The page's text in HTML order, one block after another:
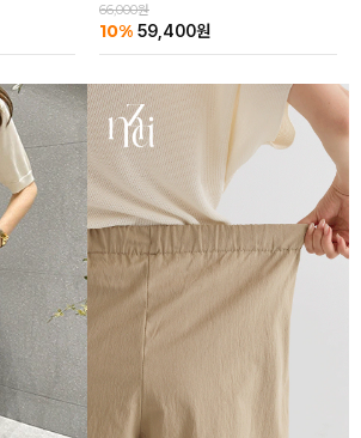
66,000원
10% 59,400원